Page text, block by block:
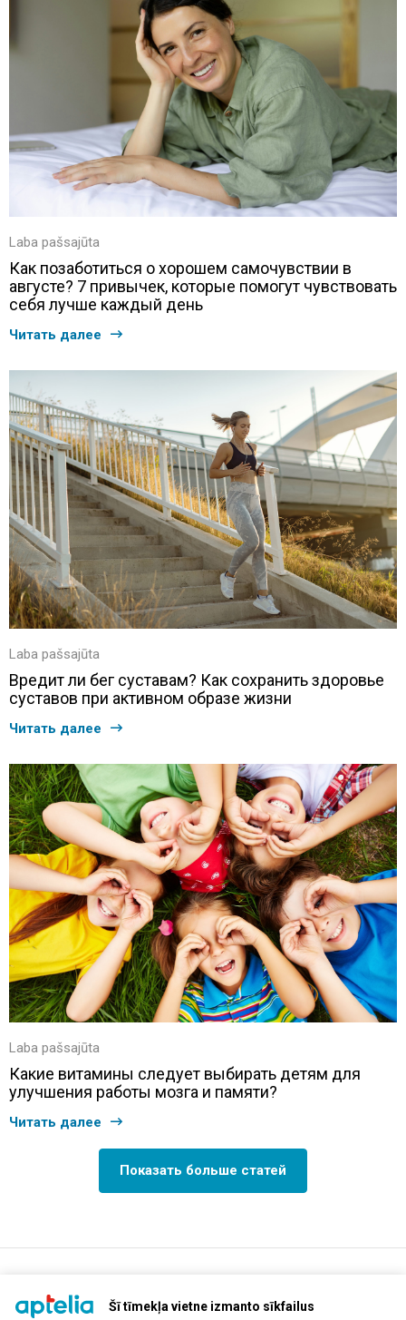
Šī tīmekļa vietne izmanto sīkfailus
Laba pašsajūta
Как позаботиться о хорошем самочувствии в
августе? 7 привычек, которые помогут чувствовать
себя лучше каждый день
Читать далее
Laba pašsajūta
Вредит ли бег суставам? Как сохранить здоровье
суставов при активном образе жизни
Читать далее
Laba pašsajūta
Какие витамины следует выбирать детям для
улучшения работы мозга и памяти?
Читать далее
Показать больше статей